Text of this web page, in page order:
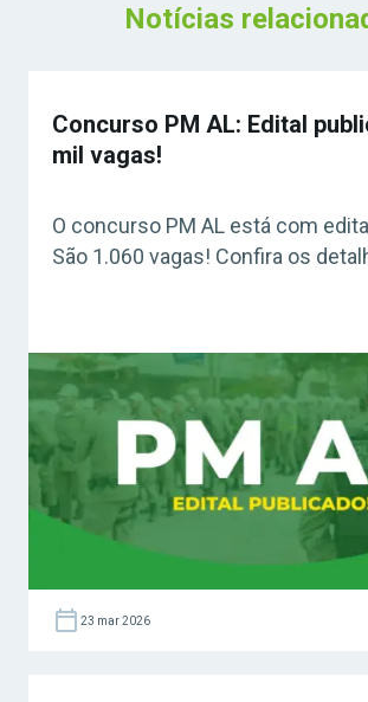
Notícias
Concurso PM AL: Edital
mil vagas!
O concurso PM AL está com
São 1.060 vagas! Confira os
23 mar 2026